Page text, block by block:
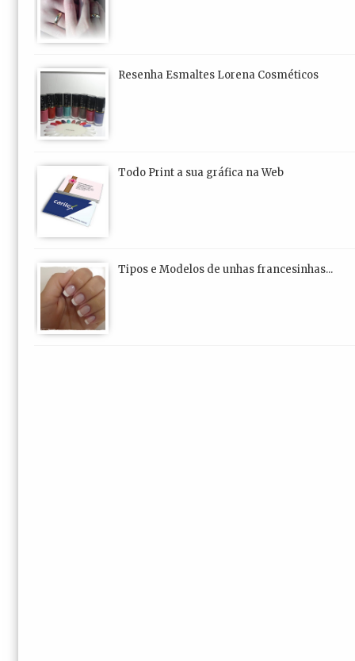
Resenha Esmaltes Lorena Cosméticos
Todo Print a sua gráfica na Web
Tipos e Modelos de unhas francesinhas...